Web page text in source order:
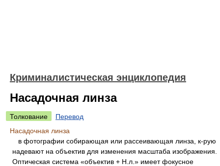
Криминалистическая энциклопедия
Насадочная линза
Толкование
Перевод
Насадочная линза
в фотографии собирающая или рассеивающая линза, к-рую
надевают на объектив для изменения масштаба изображения.
Оптическая система «объектив + Н.л.» имеет фокусное